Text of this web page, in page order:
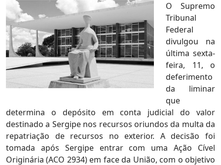
O Supremo
Tribunal
Federal
divulgou na
última sexta-
feira, 11, o
deferimento
da liminar
que
determina o depósito em conta judicial do valor
destinado a Sergipe nos recursos oriundos da multa da
repatriação de recursos no exterior. A decisão foi
tomada após Sergipe entrar com uma Ação Cível
Originária (ACO 2934) em face da União, com o objetivo